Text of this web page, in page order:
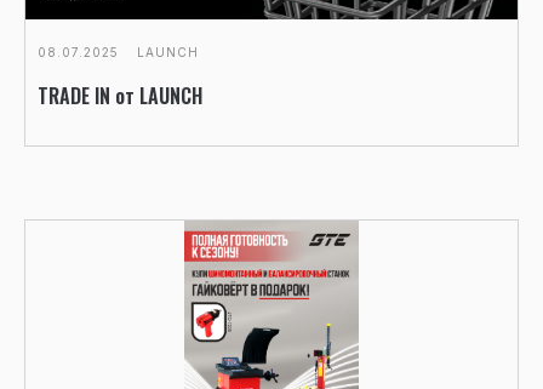
08.07.2025 LAUNCH
TRADE IN от LAUNCH